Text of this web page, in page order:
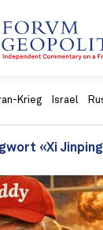
Krieg Israel
«Xi